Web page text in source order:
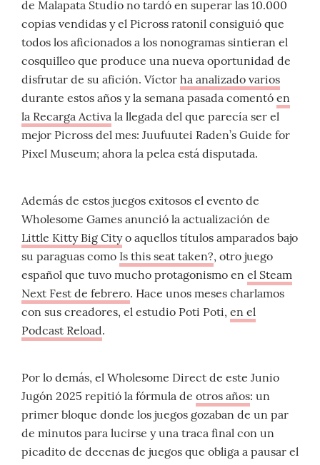
de Malapata Studio no tardó en superar las 10.000
copias vendidas y el Picross ratonil consiguió que
todos los aficionados a los nonogramas sintieran el
cosquilleo que produce una nueva oportunidad de
disfrutar de su afición. Víctor ha analizado varios
durante estos años y la semana pasada comentó en
la Recarga Activa la llegada del que parecía ser el
mejor Picross del mes: Juufuutei Raden’s Guide for
Pixel Museum; ahora la pelea está disputada.
Además de estos juegos exitosos el evento de
Wholesome Games anunció la actualización de
Little Kitty Big Cityo aquellos títulos amparados bajo
su paraguas como Is this seat taken?, otro juego
español que tuvo mucho protagonismo en el Steam
Next Fest de febrero. Hace unos meses charlamos
con sus creadores, el estudio Poti Poti, en el
Podcast Reload.
Por lo demás, el Wholesome Direct de este Junio
Jugón 2025 repitió la fórmula de otros años: un
primer bloque donde los juegos gozaban de un par
de minutos para lucirse y una traca final con un
picadito de decenas de juegos que obliga a pausar el